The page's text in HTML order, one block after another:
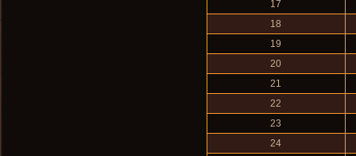
17
18
19
20
21
22
23
24